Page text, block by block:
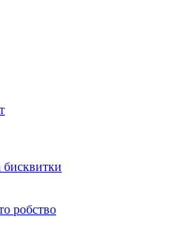
бисквитки
робство